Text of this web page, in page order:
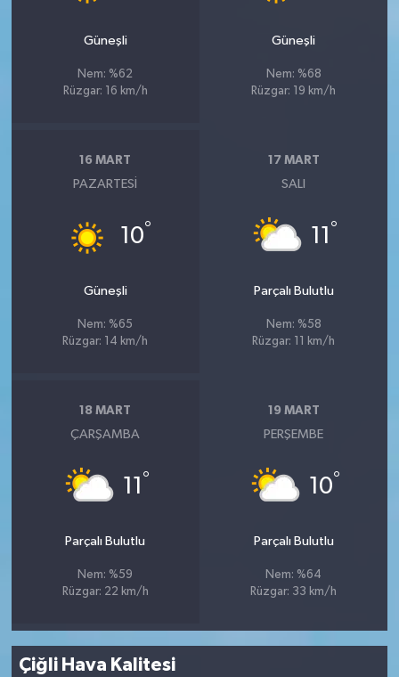
Güneşli
Nem: %62
Rüzgar: 16 km/h
Güneşli
Nem: %68
Rüzgar: 19 km/h
16 MART
PAZARTESI
10°
Güneşli
Nem: %65
Rüzgar: 14 km/h
17 MART
SALI
11 °
Parçalı Bulutlu
Nem: %58
Rüzgar: 11 km/h
18 MART
ÇARŞAMBA
11 °
Parçalı Bulutlu
Nem: %59
Rüzgar: 22 km/h
19 MART
PERŞEMBE
10°
Parçalı Bulutlu
Nem: %64
Rüzgar: 33 km/h
Çiğli Hava Kalitesi